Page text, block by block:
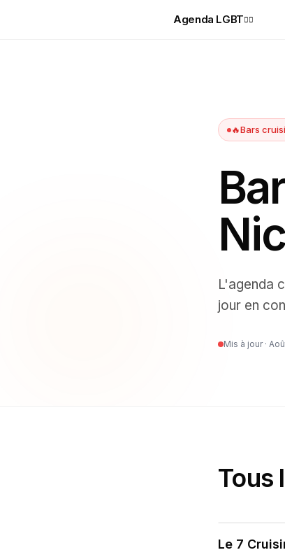
Agenda LGBT🏳️‍🌈
🔥Bars
L'agenda
jour en
Mis à jour ·
Tous
Le 7